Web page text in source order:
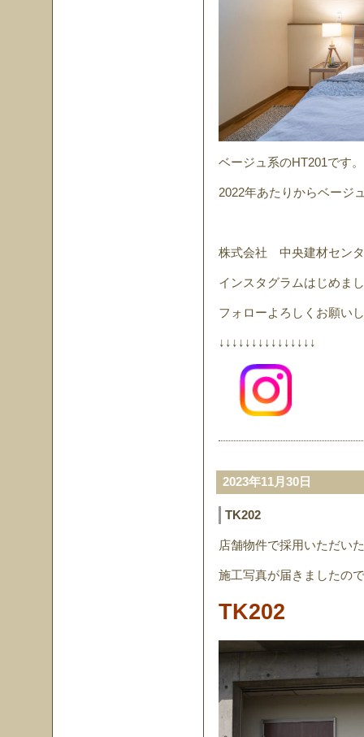
ベージュ系のHT201です。
2022年あたりからベージ
株式会社 中央建材セン
インスタグラムはじめま
フォローよろしくお願い
↓↓↓↓↓↓↓↓↓↓↓↓↓↓↓
2023年11月30日
TK202
店舗物件で採用いただいた
施工写真が届きましたの
TK202